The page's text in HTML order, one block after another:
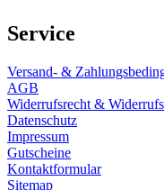
Service
Versand- &
AGB
Widerrufsrecht &
Datenschutz
Impressum
Gutscheine
Kontaktformular
Sitemap